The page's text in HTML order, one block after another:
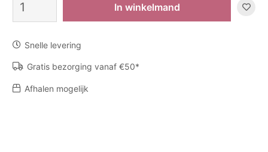
bloem
Dahlia
Roze
aantal
In winkelmand
Snelle levering
Gratis bezorging vanaf €50*
Afhalen mogelijk